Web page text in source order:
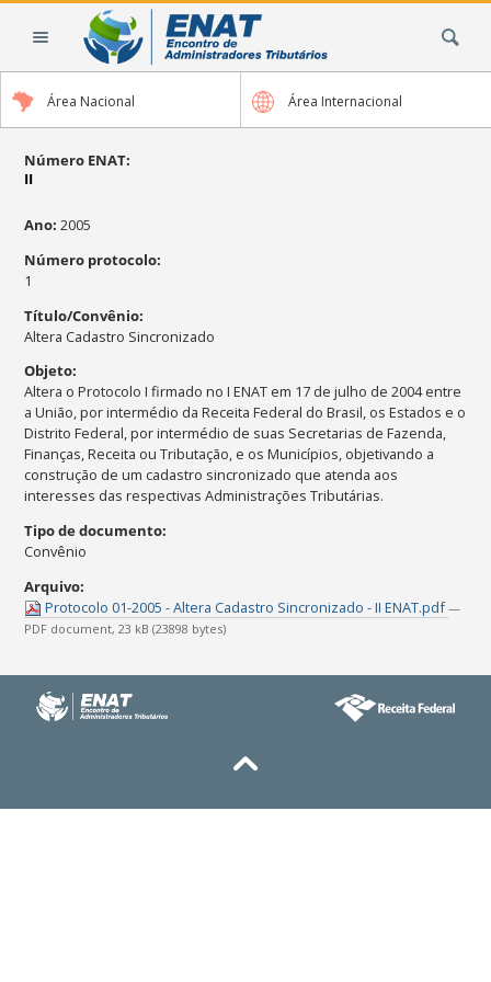
Área Nacional Área Internacional
Número ENAT:
II
Ano:2005
Número protocolo:
1
Título/Convênio:
Altera Cadastro Sincronizado
Objeto:
Altera o Protocolo I firmado no I ENAT em 17 de julho de 2004 entre
a União, por intermédio da Receita Federal do Brasil, os Estados e o
Distrito Federal, por intermédio de suas Secretarias de Fazenda,
Finanças, Receita ou Tributação, e os Municípios, objetivando a
construção de um cadastro sincronizado que atenda aos
interesses das respectivas Administrações Tributárias.
Tipo de documento:
Convênio
Arquivo:
Protocolo 01-2005 - Altera Cadastro Sincronizado - II ENAT.pdf—
PDF document, 23 kB (23898 bytes)
documento